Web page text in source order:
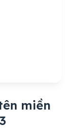
miền